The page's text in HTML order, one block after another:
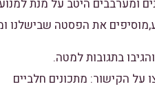
בתגובות למטה.
על הקישור: מתכונים חלביים